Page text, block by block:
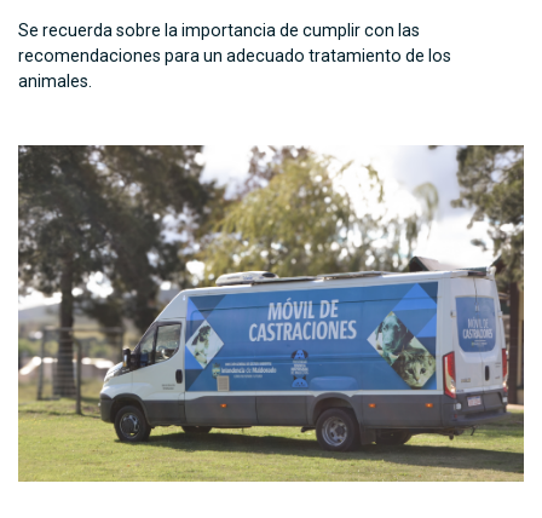
Se recuerda sobre la importancia de cumplir con las
recomendaciones para un adecuado tratamiento de los
animales.